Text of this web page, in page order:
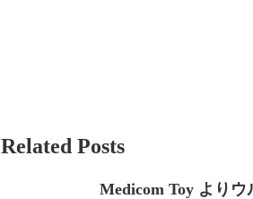
Related Posts
Medicom Toy より